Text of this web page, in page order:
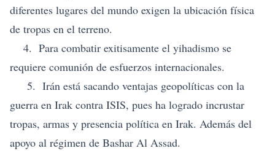
diferentes lugares del mundo exigen la ubicación física
de tropas en el terreno.
4. Para combatir exitisamente el yihadismo se
requiere comunión de esfuerzos internacionales.
5. Irán está sacando ventajas geopolíticas con la
guerra en Irak contra ISIS, pues ha logrado incrustar
tropas, armas y presencia política en Irak. Además del
apoyo al régimen de Bashar Al Assad.